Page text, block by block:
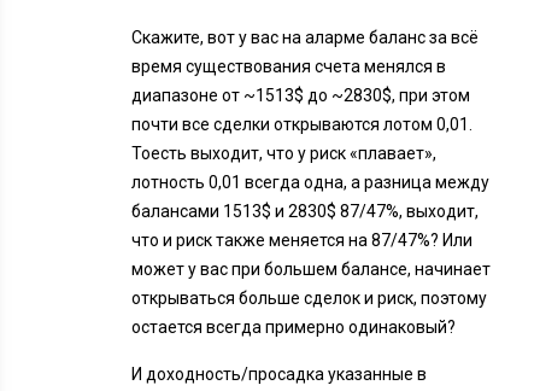
Скажите, вот у вас на аларме баланс за всё
время существования счета менялся в
диапазоне от ~1513$ до ~2830$, при этом
почти все сделки открываются лотом 0,01.
Тоесть выходит, что у риск «плавает»,
лотность 0,01 всегда одна, а разница между
балансами 1513$ и 2830$ 87/47%, выходит,
что и риск также меняется на 87/47%? Или
может у вас при большем балансе, начинает
открываться больше сделок и риск, поэтому
остается всегда примерно одинаковый?
И доходность/просадка указанные в